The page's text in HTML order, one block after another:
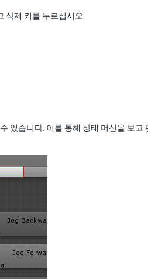
삭제 키를 누르십시오.
있습니다. 이를 통해 상태 머신을 보고